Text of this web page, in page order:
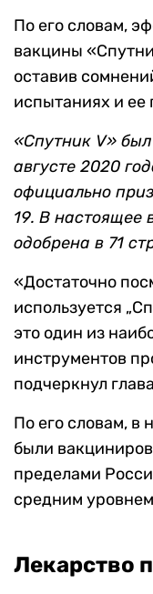
По его словам,
вакцины
оставив
испытаниях и
«Спутник V»
августе 2020
официально
19. В настоящее
одобрена в 71
«Достаточно
используется
это один из
инструментов
подчеркнул
По его словам, в
были
пределами
средним
Лекарство